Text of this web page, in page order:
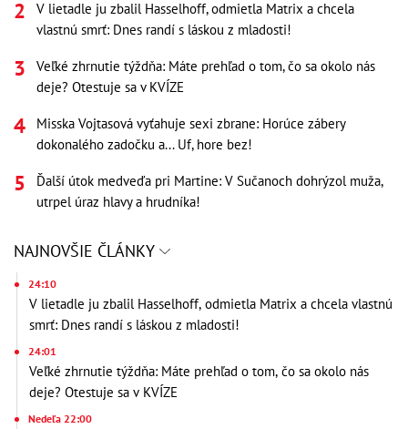
V lietadle ju zbalil Hasselhoff, odmietla Matrix a chcela
vlastnú smrť: Dnes randí s láskou z mladosti!
Veľké zhrnutie týždňa: Máte prehľad o tom, čo sa okolo nás
deje? Otestuje sa v KVÍZE
Misska Vojtasová vyťahuje sexi zbrane: Horúce zábery
dokonalého zadočku a... Uf, hore bez!
Ďalší útok medveďa pri Martine: V Sučanoch dohrýzol muža,
utrpel úraz hlavy a hrudníka!
NAJNOVŠIE ČLÁNKY
24:10
V lietadle ju zbalil Hasselhoff, odmietla Matrix a chcela vlastnú
smrť: Dnes randí s láskou z mladosti!
24:01
Veľké zhrnutie týždňa: Máte prehľad o tom, čo sa okolo nás
deje? Otestuje sa v KVÍZE
Nedeľa 22:00